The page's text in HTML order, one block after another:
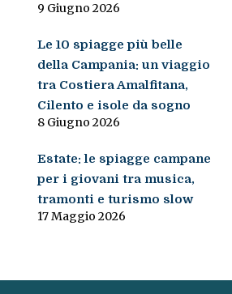
9 Giugno 2026
Le 10 spiagge più belle
della Campania: un viaggio
tra Costiera Amalfitana,
Cilento e isole da sogno
8 Giugno 2026
Estate: le spiagge campane
per i giovani tra musica,
tramonti e turismo slow
17 Maggio 2026